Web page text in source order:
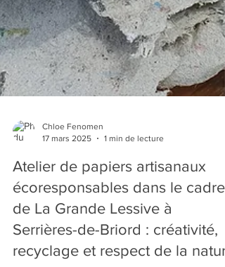
17 mars 2025
1 min de lecture
Atelier de papiers artisanaux
écoresponsables dans le cadre
de La Grande Lessive à
Serrières-de-Briord : créativité,